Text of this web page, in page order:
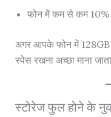
फोन में कम से कम 10%
अगर आपके फोन में 128GB
स्पेस रखना अच्छा माना
स्टोरेज फुल होने के